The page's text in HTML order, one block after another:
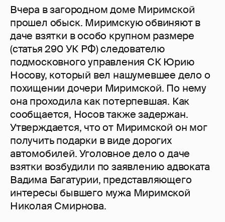
Вчера в загородном доме Миримской
прошел обыск. Миримскую обвиняют в
даче взятки в особо крупном размере
(статья 290 УК РФ) следователю
подмосковного управления СК Юрию
Носову, который вел нашумевшее дело о
похищении дочери Миримской. По нему
она проходила как потерпевшая. Как
сообщается, Носов также задержан.
Утверждается, что от Миримской он мог
получить подарки в виде дорогих
автомобилей. Уголовное дело о даче
взятки возбудили по заявлению адвоката
Вадима Багатурии, представляющего
интересы бывшего мужа Миримской
Николая Смирнова.